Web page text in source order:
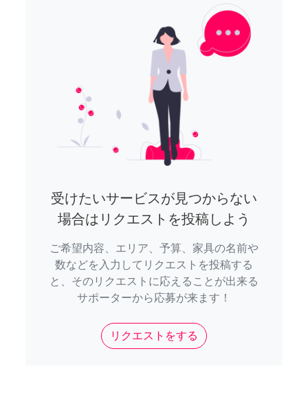
受けたいサービスが見つからない
場合はリクエストを投稿しよう
ご希望内容、エリア、予算、家具の名前や
数などを入力してリクエストを投稿する
と、そのリクエストに応えることが出来る
サポーターから応募が来ます！
リクエストをする